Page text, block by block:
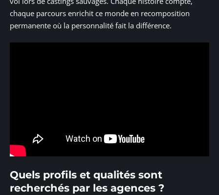
chaque parcours enrichit ce monde en recomposition
permanente où la personnalité fait la différence.
Quels profils et qualités sont
recherchés par les agences ?